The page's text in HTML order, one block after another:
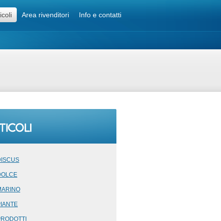
Area rivenditori Info e contatti